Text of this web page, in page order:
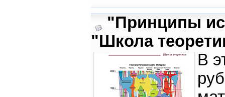
"Принципы
"Школа
В